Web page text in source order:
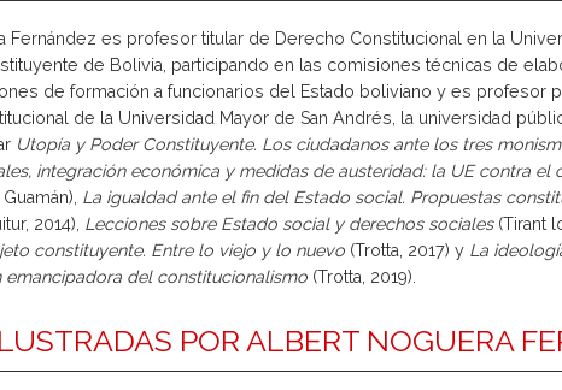
Fernández es profesor titular de Derecho Constitucional en la
de Bolivia, participando en las comisiones técnicas de
de formación a funcionarios del Estado boliviano y es profesor
de la Universidad Mayor de San Andrés, la universidad
Utopía y Poder Constituyente. Los ciudadanos ante los tres
integración económica y medidas de austeridad: la UE contra el
La igualdad ante el fin del Estado social. Propuestas
2014), Lecciones sobre Estado social y derechos sociales(Tirant
constituyente. Entre lo viejo y lo nuevo (Trotta, 2017) y La
emancipadora del constitucionalismo (Trotta, 2019).
POR ALBERT NOGUERA